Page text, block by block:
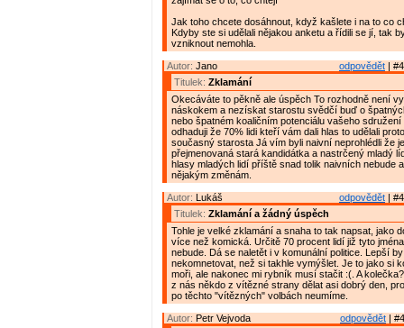
Jak toho chcete dosáhnout, když kašlete i na to co
Kdyby ste si udělali nějakou anketu a řídili se jí, tak
vzniknout nemohla.
odpovědět |
Autor: Jano
Titulek: Zklamání
Okecáváte to pěkně ale úspěch To rozhodně není
náskokem a nezískat starostu svědčí buď o
nebo špatném koaličním potenciálu vašeho sdružení
odhaduji že 70% lidi kteří vám dali hlas to udělali
současný starosta Já vím byli naivní neprohlédli že
přejmenovaná stará kandidátka a nastrčený mladý
hlasy mladých lidí příště snad tolik naivních nebude
nějakým změnám.
odpovědět |
Autor: Lukáš
Titulek: Zklamání a žádný úspěch
Tohle je velké zklamání a snaha to tak napsat, jako
více než komická. Určitě 70 procent lidí již tyto
nebude. Dá se naletět i v komunální politice. Lepší
nekomnetovat, než si takhle vymýšlet. Je to jako si
moři, ale nakonec mi rybník musí stačit :(. A
z nás někdo z vítězné strany dělat asi dobrý den,
po těchto "vítězných" volbách neumíme.
odpovědět |
Autor: Petr Vejvoda